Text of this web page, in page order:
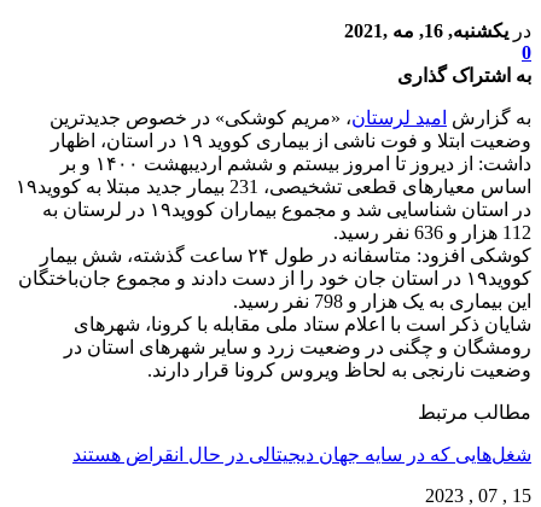
در یکشنبه, 16, مه ,2021
0
به اشتراک گذاری
به گزارش امید لرستان، «مریم کوشکی» در خصوص جدیدترین
وضعیت ابتلا و فوت ناشی از بیماری کووید ۱۹ در استان، اظهار
داشت: از دیروز تا امروز بیستم و ششم اردیبهشت ۱۴۰۰ و بر
اساس معیارهای قطعی تشخیصی، 231 بیمار جدید مبتلا به کووید۱۹
در استان شناسایی شد و مجموع بیماران کووید۱۹ در لرستان به
112 هزار و 636 نفر رسید.
کوشکی افزود: متاسفانه در طول ۲۴ ساعت گذشته، شش بیمار
کووید۱۹ در استان جان خود را از دست دادند و مجموع جان‌باختگان
این بیماری به یک هزار و 798 نفر رسید.
شایان ذکر است با اعلام ستاد ملی مقابله با کرونا، شهرهای
رومشگان و چگنی در وضعیت زرد و سایر شهرهای استان در
وضعیت نارنجی به لحاظ ویروس کرونا قرار دارند.
مطالب مرتبط
شغل‌‌هایی که در سایه جهان دیجیتالی در حال انقراض هستند
15 , 07 , 2023